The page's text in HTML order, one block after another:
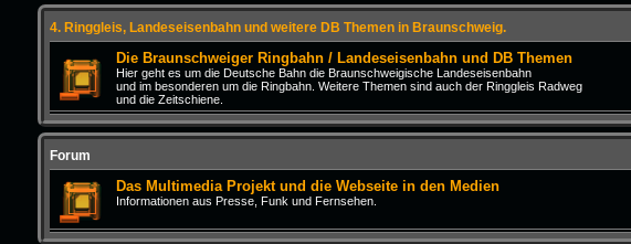
4. Ringgleis, Landeseisenbahn und weitere DB Themen in Braunschweig.
Die Braunschweiger Ringbahn / Landeseisenbahn und DB Themen
Hier geht es um die Deutsche Bahn die Braunschweigische Landeseisenbahn
und im besonderen um die Ringbahn. Weitere Themen sind auch der Ringgleis Radweg
und die Zeitschiene.
Forum
Das Multimedia Projekt und die Webseite in den Medien
Informationen aus Presse, Funk und Fernsehen.